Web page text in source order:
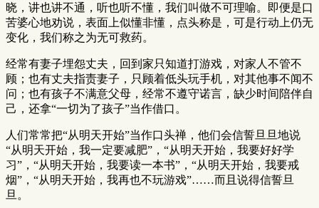
晓，讲也讲不通，听也听不懂，我们叫做不可理喻。即便是口
苦婆心地劝说，表面上似懂非懂，点头称是，可是行动上仍无
变化，我们称之为无可救药。
经常有妻子埋怨丈夫，回到家只知道打游戏，对家人不管不
顾；也有丈夫指责妻子，只顾着低头玩手机，对其他事不闻不
问；也有孩子不满意父母，经常不遵守诺言，缺少时间陪伴自
己，还拿“一切为了孩子”当作借口。
人们常常把“从明天开始”当作口头禅，他们会信誓旦旦地说
“从明天开始，我一定要减肥”，“从明天开始，我要好好学
习”，“从明天开始，我要读一本书”，“从明天开始，我要戒
烟”，“从明天开始，我再也不玩游戏”……而且说得信誓旦
旦。